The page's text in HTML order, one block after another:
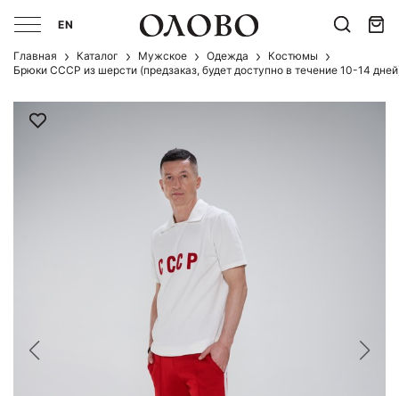
EN
Главная Каталог Мужcкое Одежда
Костюмы
Брюки СССР из шерсти (предзаказ, будет доступно в течение 10-14